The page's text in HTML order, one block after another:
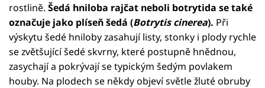
rostlině. Šedá hniloba rajčat neboli botrytida se také
označuje jako plíseň šedá (Botrytis cinerea). Při
výskytu šedé hniloby zasahují listy, stonky i plody rychle
se zvětšující šedé skvrny, které postupně hnědnou,
zasychají a pokrývají se typickým šedým povlakem
houby. Na plodech se někdy objeví světle žluté obruby